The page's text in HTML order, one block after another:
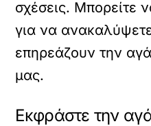
σχέσεις. Μπορείτε
για να
επηρεάζουν την
μας.
Εκφράστε την